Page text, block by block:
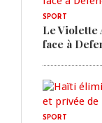
SPORT
Le Violette
face à
SPORT